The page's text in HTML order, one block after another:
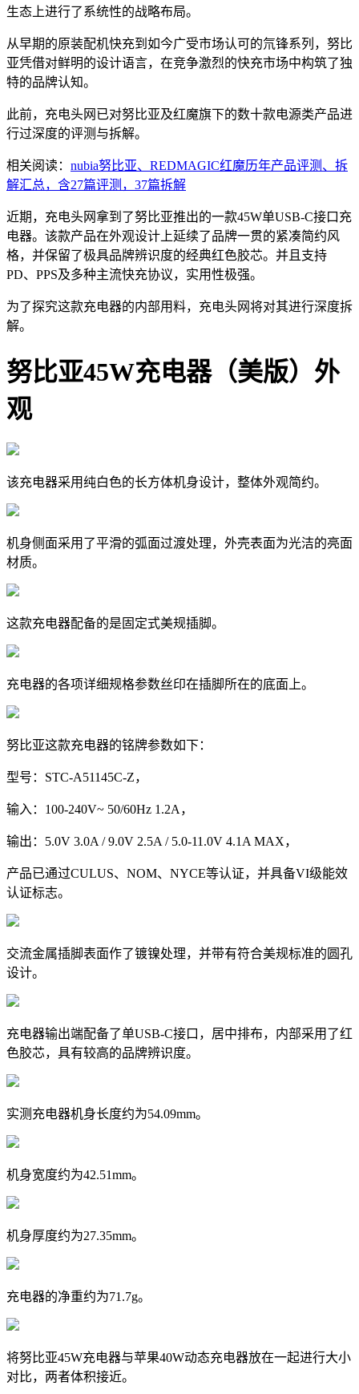
生态上进行了系统性的战略布局。
从早期的原装配机快充到如今广受市场认可的氘锋系列，努比
亚凭借对鲜明的设计语言，在竞争激烈的快充市场中构筑了独
特的品牌认知。
此前，充电头网已对努比亚及红魔旗下的数十款电源类产品进
行过深度的评测与拆解。
相关阅读： nubia努比亚、REDMAGIC红魔历年产品评测、拆
解汇总，含27篇评测，37篇拆解
近期，充电头网拿到了努比亚推出的一款45W单USB-C接口充
电器。该款产品在外观设计上延续了品牌一贯的紧凑简约风
格，并保留了极具品牌辨识度的经典红色胶芯。并且支持
PD、PPS及多种主流快充协议，实用性极强。
为了探究这款充电器的内部用料，充电头网将对其进行深度拆
解。
努比亚45W充电器（美版）外
观
该充电器采用纯白色的长方体机身设计，整体外观简约。
机身侧面采用了平滑的弧面过渡处理，外壳表面为光洁的亮面
材质。
这款充电器配备的是固定式美规插脚。
充电器的各项详细规格参数丝印在插脚所在的底面上。
努比亚这款充电器的铭牌参数如下：
型号：STC-A51145C-Z，
输入：100-240V~ 50/60Hz 1.2A，
输出：5.0V 3.0A / 9.0V 2.5A / 5.0-11.0V 4.1A MAX，
产品已通过CULUS、NOM、NYCE等认证，并具备VI级能效
认证标志。
交流金属插脚表面作了镀镍处理，并带有符合美规标准的圆孔
设计。
充电器输出端配备了单USB-C接口，居中排布，内部采用了红
色胶芯，具有较高的品牌辨识度。
实测充电器机身长度约为54.09mm。
机身宽度约为42.51mm。
机身厚度约为27.35mm。
充电器的净重约为71.7g。
将努比亚45W充电器与苹果40W动态充电器放在一起进行大小
对比，两者体积接近。